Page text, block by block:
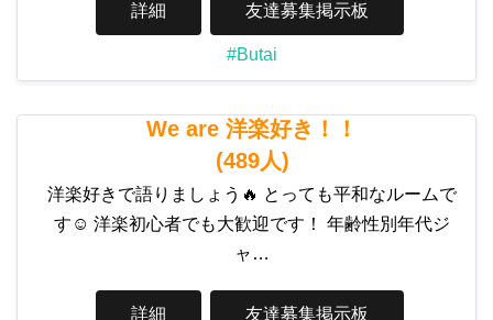
詳細 友達募集掲示板
#Butai
We are 洋楽好き！！
(489人)
洋楽好きで語りましょう🔥 とっても平和なルームで
す☺️ 洋楽初心者でも大歓迎です！ 年齢性別年代ジ
ャ…
詳細 友達募集掲示板